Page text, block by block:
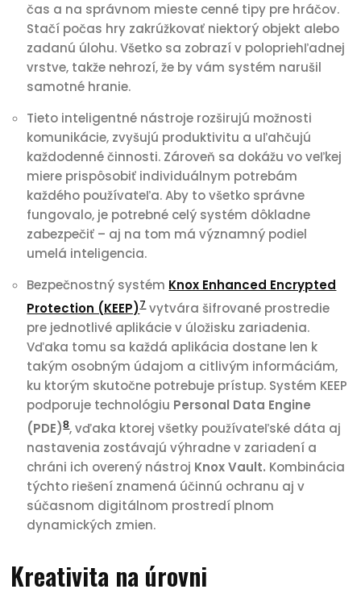
čas a na správnom mieste cenné tipy pre hráčov.
Stačí počas hry zakrúžkovať niektorý objekt alebo
zadanú úlohu. Všetko sa zobrazí v polopriehľadnej
vrstve, takže nehrozí, že by vám systém narušil
samotné hranie.
Tieto inteligentné nástroje rozširujú možnosti
komunikácie, zvyšujú produktivitu a uľahčujú
každodenné činnosti. Zároveň sa dokážu vo veľkej
miere prispôsobiť individuálnym potrebám
každého používateľa. Aby to všetko správne
fungovalo, je potrebné celý systém dôkladne
zabezpečiť – aj na tom má významný podiel
umelá inteligencia.
Bezpečnostný systém Knox Enhanced Encrypted
Protection (KEEP)7vytvára šifrované prostredie
pre jednotlivé aplikácie v úložisku zariadenia.
Vďaka tomu sa každá aplikácia dostane len k
takým osobným údajom a citlivým informáciám,
ku ktorým skutočne potrebuje prístup. Systém KEEP
podporuje technológiu Personal Data Engine
(PDE)8, vďaka ktorej všetky používateľské dáta aj
nastavenia zostávajú výhradne v zariadení a
chráni ich overený nástroj Knox Vault. Kombinácia
týchto riešení znamená účinnú ochranu aj v
súčasnom digitálnom prostredí plnom
dynamických zmien.
Kreativita na úrovni